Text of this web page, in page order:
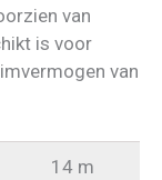
van
is voor
van
14 m